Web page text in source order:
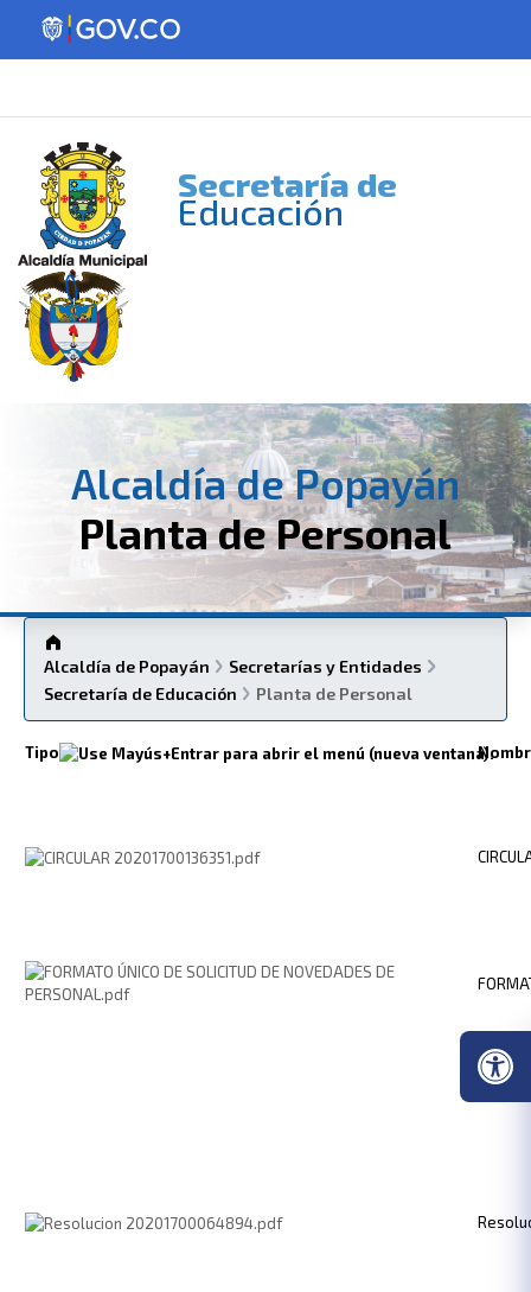
Secretaría de
Educación
Alcaldía de Popayán
Planta de Personal
Alcaldía de Popayán
Secretarías y Entidades
Secretaría de Educación
Planta de Personal
Tipo